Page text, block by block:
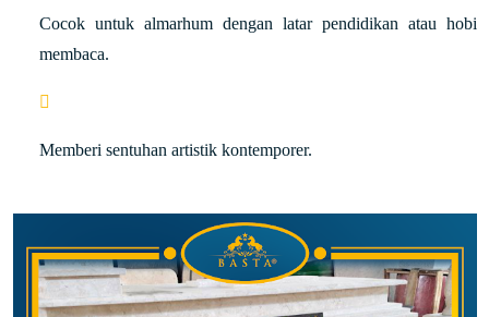
Cocok untuk almarhum dengan latar pendidikan atau hobi
membaca.
Memberi sentuhan artistik kontemporer.